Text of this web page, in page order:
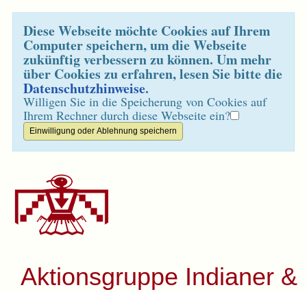
Diese Webseite möchte Cookies auf Ihrem
Computer speichern, um die Webseite
zukünftig verbessern zu können. Um mehr
über Cookies zu erfahren, lesen Sie bitte die
Datenschutzhinweise.
Willigen Sie in die Speicherung von Cookies auf
Ihrem Rechner durch diese Webseite ein?
Aktionsgruppe Indianer &